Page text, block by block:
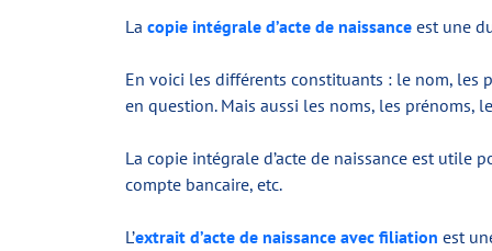
La copie intégrale d’acte de naissance est une
En voici les différents constituants : le nom, les
en question. Mais aussi les noms, les prénoms,
La copie intégrale d’acte de naissance est utile
compte bancaire, etc.
L’extrait d’acte de naissance avec filiation est